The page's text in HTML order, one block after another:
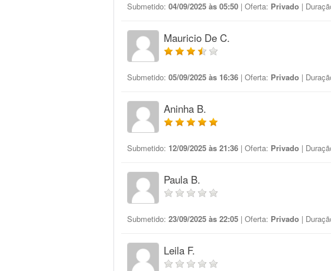
Submetido: 04/09/2025 às 05:50 | Oferta: Privado |
Mauricio De C.
Submetido: 05/09/2025 às 16:36 | Oferta: Privado |
Aninha B.
Submetido: 12/09/2025 às 21:36 | Oferta: Privado |
Paula B.
Submetido: 23/09/2025 às 22:05 | Oferta: Privado |
Leila F.